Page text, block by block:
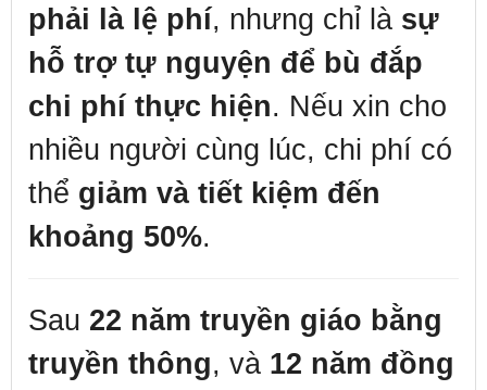
phải là lệ phí, nhưng chỉ là sự
hỗ trợ tự nguyện để bù đắp
chi phí thực hiện. Nếu xin cho
nhiều người cùng lúc, chi phí có
thể giảm và tiết kiệm đến
khoảng 50%.
Sau 22 năm truyền giáo bằng
truyền thông, và 12 năm đồng